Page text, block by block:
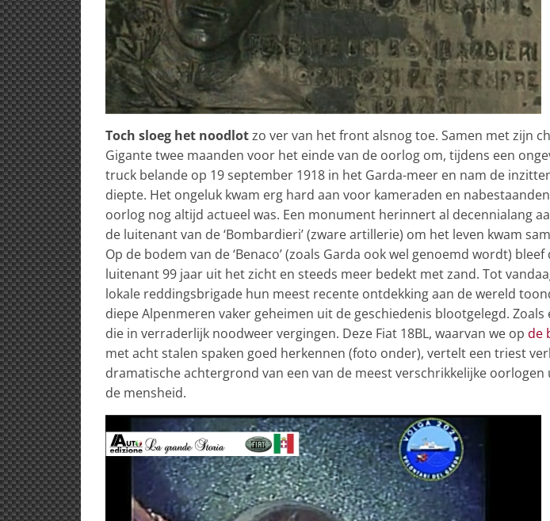
Toch sloeg het noodlotzo ver van het front alsnog toe. Samen met zijn
Gigante twee maanden voor het einde van de oorlog om, tijdens een
truck belande op 19 september 1918 in het Garda-meer en nam de
diepte. Het ongeluk kwam erg hard aan voor kameraden en
oorlog nog altijd actueel was. Een monument herinnert al decennialang
de luitenant van de ‘Bombardieri’ (zware artillerie) om het leven kwam
Op de bodem van de ‘Benaco’ (zoals Garda ook wel genoemd wordt) bleef
luitenant 99 jaar uit het zicht en steeds meer bedekt met zand. Tot
lokale reddingsbrigade hun meest recente ontdekking aan de wereld
diepe Alpenmeren vaker geheimen uit de geschiedenis blootgelegd.
die in verraderlijk noodweer vergingen. Deze Fiat 18BL, waarvan we op de
met acht stalen spaken goed herkennen (foto onder), vertelt een triest
dramatische achtergrond van een van de meest verschrikkelijke oorlogen
de mensheid.